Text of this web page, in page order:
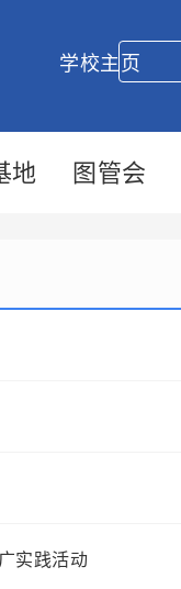
学校主页
地 图管会
实践活动